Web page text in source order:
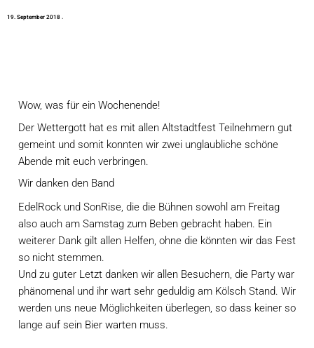
1 9. September 201 8 ·
Wow, was für ein Wochenende!
Der Wettergott hat es mit allen Altstadtfest Teilnehmern gut
gemeint und somit konnten wir zwei unglaubliche schöne
Abende mit euch verbringen.
Wir danken den Band
EdelRock und SonRise, die die Bühnen sowohl am Freitag
also auch am Samstag zum Beben gebracht haben. Ein
weiterer Dank gilt allen Helfen, ohne die könnten wir das Fest
so nicht stemmen.
Und zu guter Letzt danken wir allen Besuchern, die Party war
phänomenal und ihr wart sehr geduldig am Kölsch Stand. Wir
werden uns neue Möglichkeiten überlegen, so dass keiner so
lange auf sein Bier warten muss.